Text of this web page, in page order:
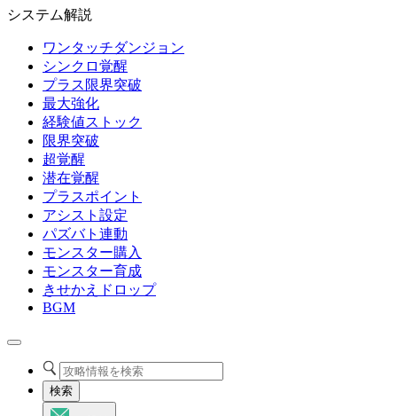
システム解説
ワンタッチダンジョン
シンクロ覚醒
プラス限界突破
最大強化
経験値ストック
限界突破
超覚醒
潜在覚醒
プラスポイント
アシスト設定
パズバト連動
モンスター購入
モンスター育成
きせかえドロップ
BGM
検索